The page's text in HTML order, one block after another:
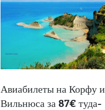
Египет!
Авиабилеты на Корфу
Вильнюса за 87€ туда-